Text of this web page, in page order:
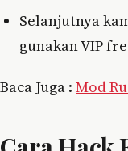
Selanjutnya
gunakan VIP
Baca Juga : Mod